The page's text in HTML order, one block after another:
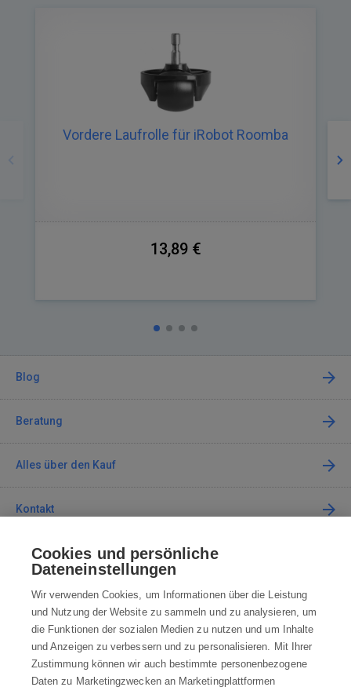
Vordere Laufrolle für iRobot Roomba
13,89 €
Blog
Beratung
Alles über den Kauf
Kontakt
Kontaktieren Sie uns
info@robotworld.de
+49 25 197 159 962 Mo-Fr 8:00—16:00 Uhr
ALLE KONTAKTE
Cookies und persönliche
Dateneinstellungen
Wir verwenden Cookies, um Informationen über die Leistung
und Nutzung der Website zu sammeln und zu analysieren, um
die Funktionen der sozialen Medien zu nutzen und um Inhalte
und Anzeigen zu verbessern und zu personalisieren. Mit Ihrer
Zustimmung können wir auch bestimmte personenbezogene
Daten zu Marketingzwecken an Marketingplattformen